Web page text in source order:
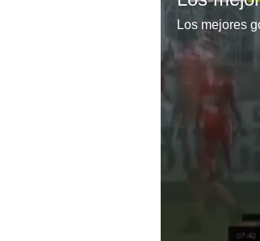
Los mejores